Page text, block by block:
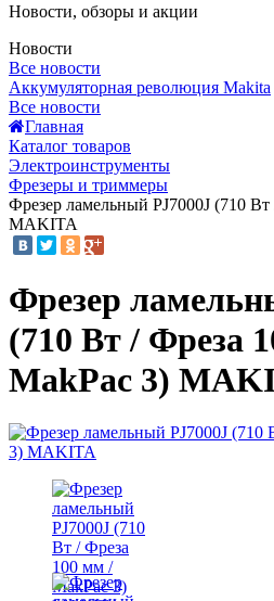
Новости, обзоры и акции
Новости
Все новости
Аккумуляторная революция Makita
Все новости
Главная
Каталог товаров
Электроинструменты
Фрезеры и триммеры
Фрезер ламельный PJ7000J (710
MAKITA
Фрезер
(710 Вт / Фреза
MakPac 3)